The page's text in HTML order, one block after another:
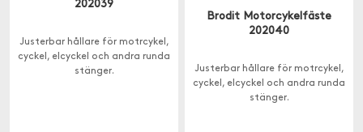
202039
Justerbar hållare för motrcykel,
cyckel, elcyckel och andra runda
stänger.
Brodit Motorcykelfäste
202040
Justerbar hållare för motrcykel,
cyckel, elcyckel och andra runda
stänger.